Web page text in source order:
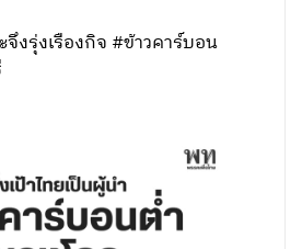
จึงรุ่งเรืองกิจ #ข้าวคาร์บอน